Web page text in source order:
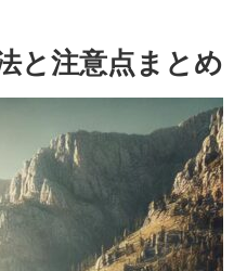
と注意点まとめ